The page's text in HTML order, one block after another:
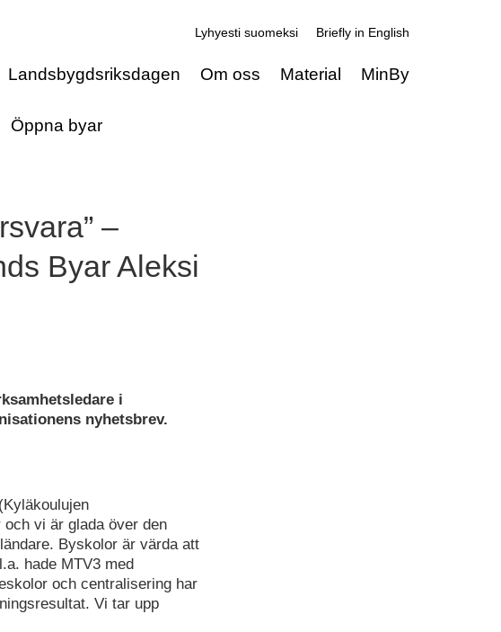
Lyhyesti suomeksi Briefly in English
Landsbygdsriksdagen Om oss Material MinBy
Öppna byar
–
Byar Aleksi
i
nyhetsbrev.
vi är glada över den
Byskolor är värda att
hade MTV3 med
och centralisering har
Vi tar upp